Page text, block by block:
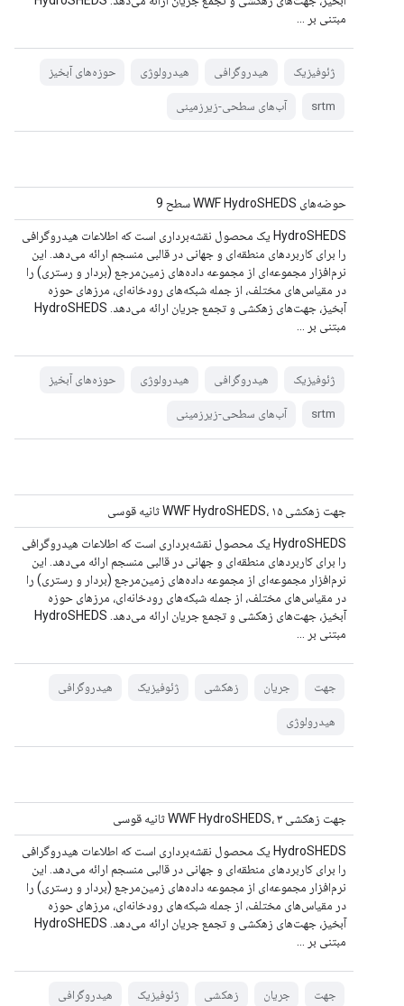
مبتنی بر ...
ژئوفیزیک هیدروگرافی هیدرولوژی حوزه‌های آبخیز
srtm آب‌های سطحی-زیرزمینی
حوضه‌های WWF HydroSHEDS سطح 9
HydroSHEDS یک محصول نقشه‌برداری است که اطلاعات هیدروگرافی
را برای کاربردهای منطقه‌ای و جهانی در قالبی منسجم ارائه می‌دهد. این
نرم‌افزار مجموعه‌ای از مجموعه داده‌های زمین‌مرجع (بردار و رستری) را
در مقیاس‌های مختلف، از جمله شبکه‌های رودخانه‌ای، مرزهای حوزه
آبخیز، جهت‌های زهکشی و تجمع جریان ارائه می‌دهد. HydroSHEDS
مبتنی بر ...
ژئوفیزیک هیدروگرافی هیدرولوژی حوزه‌های آبخیز
srtm آب‌های سطحی-زیرزمینی
جهت زهکشی WWF HydroSHEDS، ۱۵ ثانیه قوسی
HydroSHEDS یک محصول نقشه‌برداری است که اطلاعات هیدروگرافی
را برای کاربردهای منطقه‌ای و جهانی در قالبی منسجم ارائه می‌دهد. این
نرم‌افزار مجموعه‌ای از مجموعه داده‌های زمین‌مرجع (بردار و رستری) را
در مقیاس‌های مختلف، از جمله شبکه‌های رودخانه‌ای، مرزهای حوزه
آبخیز، جهت‌های زهکشی و تجمع جریان ارائه می‌دهد. HydroSHEDS
مبتنی بر ...
جهت جریان زهکشی ژئوفیزیک هیدروگرافی
هیدرولوژی
جهت زهکشی WWF HydroSHEDS، ۳ ثانیه قوسی
HydroSHEDS یک محصول نقشه‌برداری است که اطلاعات هیدروگرافی
را برای کاربردهای منطقه‌ای و جهانی در قالبی منسجم ارائه می‌دهد. این
نرم‌افزار مجموعه‌ای از مجموعه داده‌های زمین‌مرجع (بردار و رستری) را
در مقیاس‌های مختلف، از جمله شبکه‌های رودخانه‌ای، مرزهای حوزه
آبخیز، جهت‌های زهکشی و تجمع جریان ارائه می‌دهد. HydroSHEDS
مبتنی بر ...
جهت جریان زهکشی ژئوفیزیک هیدروگرافی